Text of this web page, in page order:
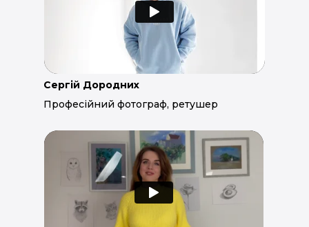
Сергій Дородних
Професійний фотограф, ретушер